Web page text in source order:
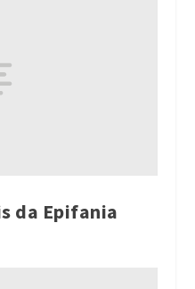
da Epifania